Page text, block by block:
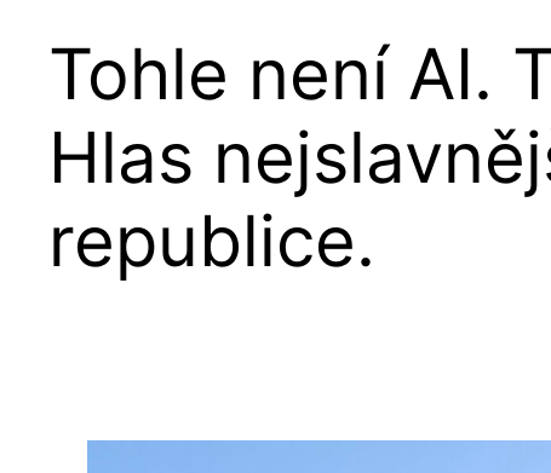
Tohle není AI.
Hlas
republice.